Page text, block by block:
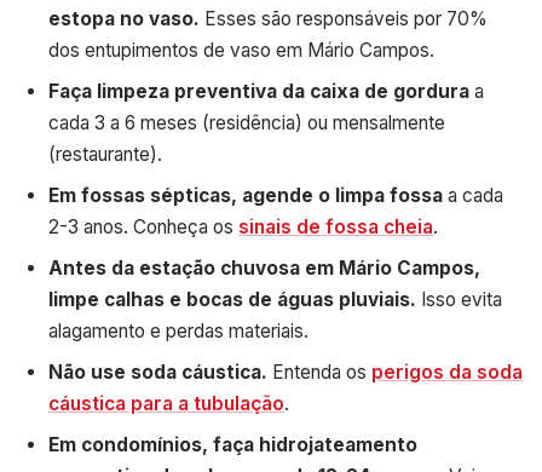
estopa no vaso. Esses são responsáveis por 70%
dos entupimentos de vaso em Mário Campos.
Faça limpeza preventiva da caixa de gordura a
cada 3 a 6 meses (residência) ou mensalmente
(restaurante).
Em fossas sépticas, agende o limpa fossa a cada
2-3 anos. Conheça os sinais de fossa cheia.
Antes da estação chuvosa em Mário Campos,
limpe calhas e bocas de águas pluviais. Isso evita
alagamento e perdas materiais.
Não use soda cáustica. Entenda os perigos da soda
cáustica para a tubulação.
Em condomínios, faça hidrojateamento